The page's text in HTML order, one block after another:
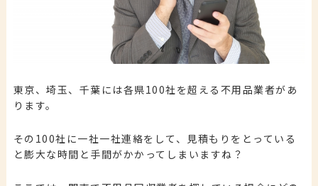
東京、埼玉、千葉には各県100社を超える不用品業者があ
ります。
その100社に一社一社連絡をして、見積もりをとっている
と膨大な時間と手間がかかってしまいますね？